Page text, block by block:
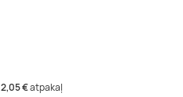
2,05 €atpakaļ